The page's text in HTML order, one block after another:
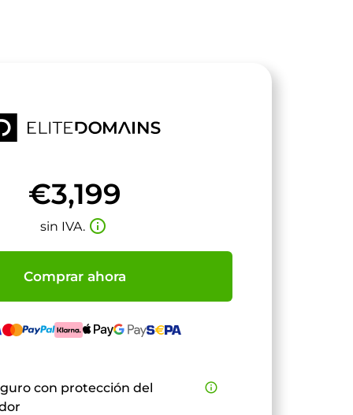
€3,199
sin IVA. info_outline
Comprar ahora
con protección del
info_outline